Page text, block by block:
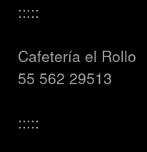
:::::
Cafetería el Rollo
55 562 29513
:::::